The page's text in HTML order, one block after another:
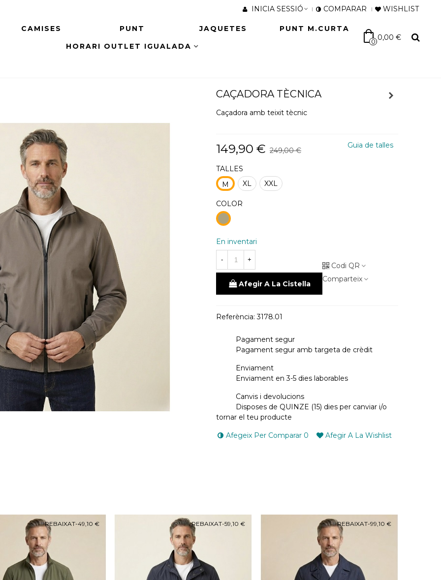
INICIA SESSIÓ COMPARAR WISHLIST
CAMISES PUNT JAQUETES
PUNT M.CURTA
HORARI OUTLET IGUALADA
0 0,00 €
CAÇADORA TÈCNICA
Caçadora amb teixit tècnic
149,90 € 249,00 €
Guia de talles
TALLES
M
XL XXL
COLOR
11
piedra
En inventari
- +
Afegir A La Cistella
Codi QR
Comparteix
Referència: 3178.01
Pagament segur
Pagament segur amb targeta de crèdit
Enviament
Enviament en 3-5 dies laborables
Canvis i devolucions
Disposes de QUINZE (15) dies per canviar i/o
tornar el teu producte
Afegeix Per Comparar 0 Afegir A La Wishlist
REBAIXAT-49,10 € REBAIXAT-59,10 € REBAIXAT-99,10 €